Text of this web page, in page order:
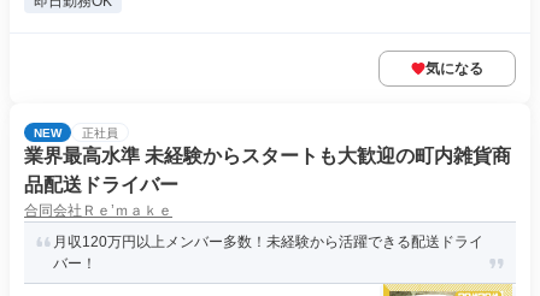
気になる
NEW 正社員
業界最高水準 未経験からスタートも大歓迎の町内雑貨商
品配送ドライバー
合同会社Ｒｅ’ｍａｋｅ
月収120万円以上メンバー多数！未経験から活躍できる配送ドライ
バー！